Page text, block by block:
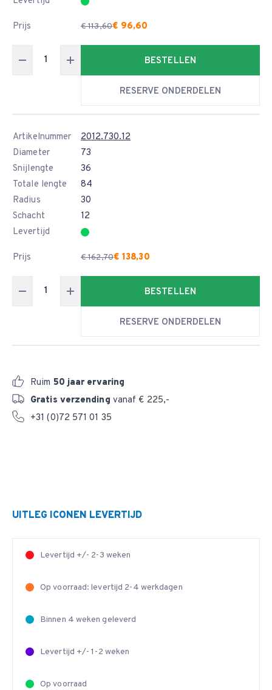
Prijs € 113,60€ 96,60
BESTELLEN
RESERVE ONDERDELEN
Artikelnummer
2012.730.12
Diameter
73
Snijlengte
36
Totale lengte
84
Radius
30
Schacht
12
Levertijd
Prijs € 162,70€ 138,30
BESTELLEN
RESERVE ONDERDELEN
Ruim 50 jaar ervaring
Gratis verzending vanaf € 225,-
+31 (0)72 571 01 35
UITLEG ICONEN LEVERTIJD
Levertijd +/- 2-3 weken
Op voorraad: levertijd 2-4 werkdagen
Binnen 4 weken geleverd
Levertijd +/- 1-2 weken
Op voorraad